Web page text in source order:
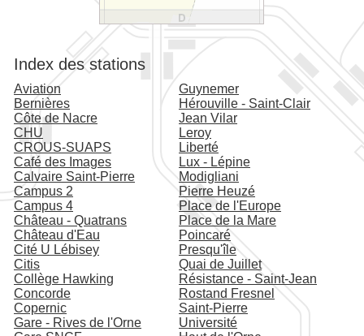
Index des stations
Aviation
Bernières
Côte de Nacre
CHU
CROUS-SUAPS
Café des Images
Calvaire Saint-Pierre
Campus 2
Campus 4
Château - Quatrans
Château d'Eau
Cité U Lébisey
Citis
Collège Hawking
Concorde
Copernic
Gare - Rives de l'Orne
Guynemer
Hérouville - Saint-Clair
Jean Vilar
Leroy
Liberté
Lux - Lépine
Modigliani
Pierre Heuzé
Place de l'Europe
Place de la Mare
Poincaré
Presqu'île
Quai de Juillet
Résistance - Saint-Jean
Rostand Fresnel
Saint-Pierre
Université